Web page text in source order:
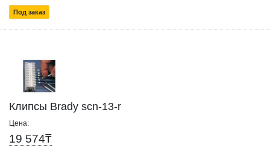
Под заказ
Клипсы Brady scn-13-r
Цена:
19 574₸